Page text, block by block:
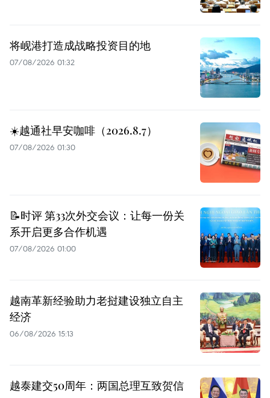
将岘港打造成战略投资目的地
07/08/2026 01:32
☀️越通社早安咖啡（2026.8.7）
07/08/2026 01:30
📝时评 第33次外交会议：让每一份关
系开启更多合作机遇
07/08/2026 01:00
越南革新经验助力老挝建设独立自主
经济
06/08/2026 15:13
越泰建交50周年：两国总理互致贺信